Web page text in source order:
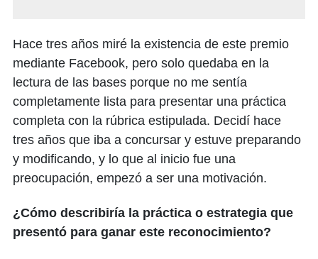
Hace tres años miré la existencia de este premio
mediante Facebook, pero solo quedaba en la
lectura de las bases porque no me sentía
completamente lista para presentar una práctica
completa con la rúbrica estipulada. Decidí hace
tres años que iba a concursar y estuve preparando
y modificando, y lo que al inicio fue una
preocupación, empezó a ser una motivación.
¿Cómo describiría la práctica o estrategia que
presentó para ganar este reconocimiento?